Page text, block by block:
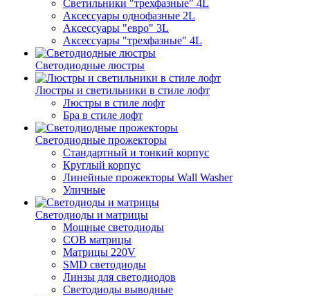
Светильники "трехфазные" 4L
Аксессуары однофазные 2L
Аксессуары "евро" 3L
Аксессуары "трехфазные" 4L
Светодиодные люстры
Люстры и светильники в стиле лофт
Люстры в стиле лофт
Бра в стиле лофт
Светодиодные прожекторы
Стандартный и тонкий корпус
Круглый корпус
Линейные прожекторы Wall Washer
Уличные
Светодиоды и матрицы
Мощные светодиоды
COB матрицы
Матрицы 220V
SMD светодиоды
Линзы для светодиодов
Светодиоды выводные